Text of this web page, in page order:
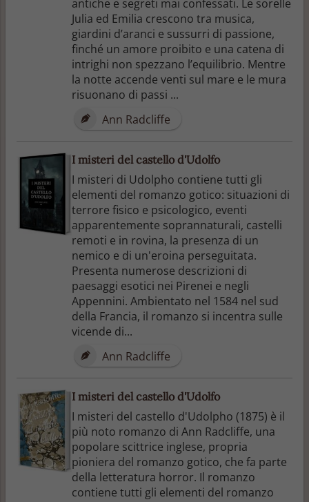
antiche e segreti mai confessati. Le sorelle
Julia ed Emilia crescono tra musica,
giardini d’aranci e sussurri di passione,
finché un amore proibito e una catena di
intrighi non spezzano l’equilibrio. Mentre
la notte accende venti sul mare e le mura
risuonano di passi ...
Ann Radcliffe
I misteri del castello d'Udolfo
I misteri di Udolpho contiene tutti gli
elementi del romanzo gotico: situazioni di
terrore fisico e psicologico, eventi
apparentemente soprannaturali, castelli
remoti e in rovina, la presenza di un
nemico e di un'eroina perseguitata.
Presenta numerose descrizioni di
paesaggi esotici nei Pirenei e negli
Appennini. Ambientato nel 1584 nel sud
della Francia, il romanzo si incentra sulle
vicende di...
Ann Radcliffe
I misteri del castello d'Udolfo
I misteri del castello d'Udolpho (1875) è il
più noto romanzo di Ann Radcliffe, una
popolare scittrice inglese, propria
pioniera del romanzo gotico, che fa parte
della letteratura horror. Il romanzo
contiene tutti gli elementi del romanzo